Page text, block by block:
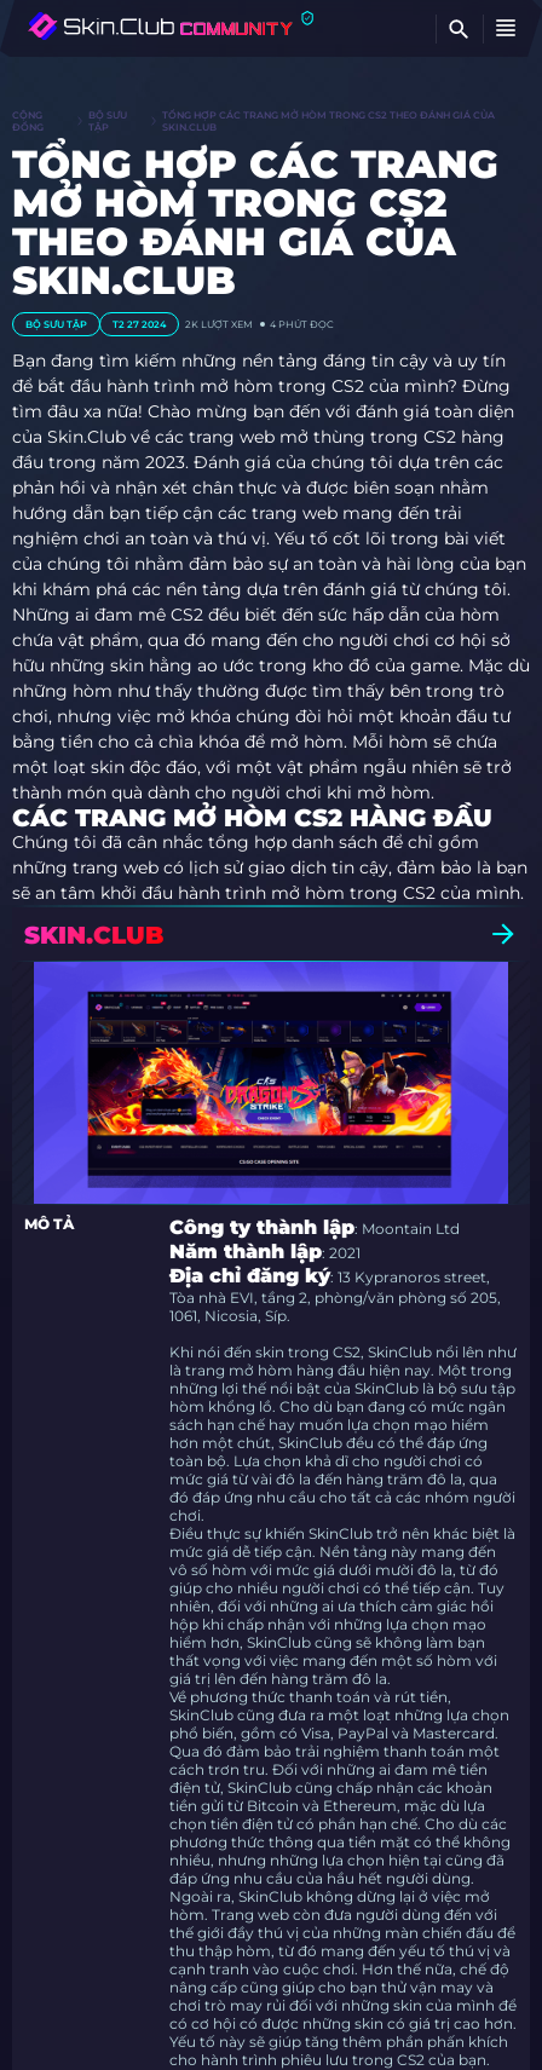
CỘNG
ĐỒNG
BỘ SƯU
TẬP
TỔNG HỢP CÁC TRANG MỞ HÒM TRONG CS2 THEO ĐÁNH GIÁ CỦA
SKIN.CLUB
TỔNG HỢP CÁC TRANG
MỞ HÒM TRONG CS2
THEO ĐÁNH GIÁ CỦA
SKIN.CLUB
BỘ SƯU TẬP T2 27 2024 2K LƯỢT XEM 4 PHÚT ĐỌC
Bạn đang tìm kiếm những nền tảng đáng tin cậy và uy tín
để bắt đầu hành trình mở hòm trong CS2 của mình? Đừng
tìm đâu xa nữa! Chào mừng bạn đến với đánh giá toàn diện
của Skin.Club về các trang web mở thùng trong CS2 hàng
đầu trong năm 2023. Đánh giá của chúng tôi dựa trên các
phản hồi và nhận xét chân thực và được biên soạn nhằm
hướng dẫn bạn tiếp cận các trang web mang đến trải
nghiệm chơi an toàn và thú vị. Yếu tố cốt lõi trong bài viết
của chúng tôi nhằm đảm bảo sự an toàn và hài lòng của bạn
khi khám phá các nền tảng dựa trên đánh giá từ chúng tôi.
Những ai đam mê CS2 đều biết đến sức hấp dẫn của hòm
chứa vật phẩm, qua đó mang đến cho người chơi cơ hội sở
hữu những skin hằng ao ước trong kho đồ của game. Mặc dù
những hòm như thấy thường được tìm thấy bên trong trò
chơi, nhưng việc mở khóa chúng đòi hỏi một khoản đầu tư
bằng tiền cho cả chìa khóa để mở hòm. Mỗi hòm sẽ chứa
một loạt skin độc đáo, với một vật phẩm ngẫu nhiên sẽ trở
thành món quà dành cho người chơi khi mở hòm.
CÁC TRANG MỞ HÒM CS2 HÀNG ĐẦU
Chúng tôi đã cân nhắc tổng hợp danh sách để chỉ gồm
những trang web có lịch sử giao dịch tin cậy, đảm bảo là bạn
sẽ an tâm khởi đầu hành trình mở hòm trong CS2 của mình.
SKIN.CLUB
MÔ TẢ Công ty thành lập: Moontain Ltd
Năm thành lập: 2021
Địa chỉ đăng ký: 13 Kypranoros street,
Tòa nhà EVI, tầng 2, phòng/văn phòng số 205,
1061, Nicosia, Síp.
Khi nói đến skin trong CS2, SkinClub nổi lên như
là trang mở hòm hàng đầu hiện nay. Một trong
những lợi thế nổi bật của SkinClub là bộ sưu tập
hòm khổng lồ. Cho dù bạn đang có mức ngân
sách hạn chế hay muốn lựa chọn mạo hiểm
hơn một chút, SkinClub đều có thể đáp ứng
toàn bộ. Lựa chọn khả dĩ cho người chơi có
mức giá từ vài đô la đến hàng trăm đô la, qua
đó đáp ứng nhu cầu cho tất cả các nhóm người
chơi.
Điều thực sự khiến SkinClub trở nên khác biệt là
mức giá dễ tiếp cận. Nền tảng này mang đến
vô số hòm với mức giá dưới mười đô la, từ đó
giúp cho nhiều người chơi có thể tiếp cận. Tuy
nhiên, đối với những ai ưa thích cảm giác hồi
hộp khi chấp nhận với những lựa chọn mạo
hiểm hơn, SkinClub cũng sẽ không làm bạn
thất vọng với việc mang đến một số hòm với
giá trị lên đến hàng trăm đô la.
Về phương thức thanh toán và rút tiền,
SkinClub cũng đưa ra một loạt những lựa chọn
phổ biến, gồm có Visa, PayPal và Mastercard.
Qua đó đảm bảo trải nghiệm thanh toán một
cách trơn tru. Đối với những ai đam mê tiền
điện tử, SkinClub cũng chấp nhận các khoản
tiền gửi từ Bitcoin và Ethereum, mặc dù lựa
chọn tiền điện tử có phần hạn chế. Cho dù các
phương thức thông qua tiền mặt có thể không
nhiều, nhưng những lựa chọn hiện tại cũng đã
đáp ứng nhu cầu của hầu hết người dùng.
Ngoài ra, SkinClub không dừng lại ở việc mở
hòm. Trang web còn đưa người dùng đến với
thế giới đầy thú vị của những màn chiến đấu để
thu thập hòm, từ đó mang đến yếu tố thú vị và
cạnh tranh vào cuộc chơi. Hơn thế nữa, chế độ
nâng cấp cũng giúp cho bạn thử vận ​​may và
chơi trò may rủi đối với những skin của mình để
có cơ hội có được những skin có giá trị cao hơn.
Yếu tố này sẽ giúp tăng thêm phần phấn khích
cho hành trình phiêu lưu trong CS2 của bạn.